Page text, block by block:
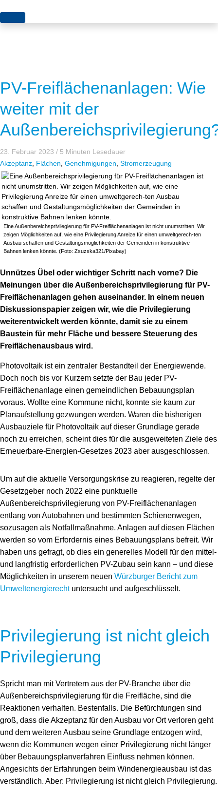
Themen
Flächen
Genehmigungen
Grundsatzfragen
Märkte
Netze
Sektorenkopplung
Speicher
Stromerzeugung
Wärme
Wasserstoff
News
Blog
Karriere
Über uns
Stiftungsporträt
Team
Forschungsnetzwerk
Bibliothek
Newsletter
Infomaterial
Schriften zum Umweltenergierecht
PV-Freiflächenanlagen: Wie
weiter mit der
23. Februar 2023 / 5 Minuten Lesedauer
Akzeptanz Flächen Genehmigungen Stromerzeugung
Eine Außenbereichsprivilegierung für PV-Freiflächenanlagen ist nicht unumstritten. Wir
zeigen Möglichkeiten auf, wie eine Privilegierung Anreize für einen umweltgerech-ten
Ausbau schaffen und Gestaltungsmöglichkeiten der Gemeinden in konstruktive
Bahnen lenken könnte. (Foto: Zsuzska321/Pixabay)
Unnützes Übel oder wichtiger Schritt nach vorne? Die
Meinungen über die Außenbereichsprivilegierung für PV-
Freiflächenanlagen gehen auseinander. In einem neuen
Diskussionspapier zeigen wir, wie die Privilegierung
weiterentwickelt werden könnte, damit sie zu einem
Baustein für mehr Fläche und bessere Steuerung des
Freiflächenausbaus wird.
Photovoltaik ist ein zentraler Bestandteil der Energiewende.
Doch noch bis vor Kurzem setzte der Bau jeder PV-
Freiflächenanlage einen gemeindlichen Bebauungsplan
voraus. Wollte eine Kommune nicht, konnte sie kaum zur
Planaufstellung gezwungen werden. Waren die bisherigen
Ausbauziele für Photovoltaik auf dieser Grundlage gerade
noch zu erreichen, scheint dies für die ausgeweiteten Ziele des
Erneuerbare-Energien-Gesetzes 2023 aber ausgeschlossen.
Um auf die aktuelle Versorgungskrise zu reagieren, regelte der
Gesetzgeber noch 2022 eine punktuelle
Außenbereichsprivilegierung von PV-Freiflächenanlagen
entlang von Autobahnen und bestimmten Schienenwegen,
sozusagen als Notfallmaßnahme. Anlagen auf diesen Flächen
werden so vom Erfordernis eines Bebauungsplans befreit. Wir
haben uns gefragt, ob dies ein generelles Modell für den mittel-
und langfristig erforderlichen PV-Zubau sein kann – und diese
Möglichkeiten in unserem neuen Würzburger Bericht zum
Umweltenergierechtuntersucht und aufgeschlüsselt.
Privilegierung ist nicht gleich
Privilegierung
Spricht man mit Vertretern aus der PV-Branche über die
Außenbereichsprivilegierung für die Freifläche, sind die
Reaktionen verhalten. Bestenfalls. Die Befürchtungen sind
groß, dass die Akzeptanz für den Ausbau vor Ort verloren geht
und dem weiteren Ausbau seine Grundlage entzogen wird,
wenn die Kommunen wegen einer Privilegierung nicht länger
über Bebauungsplanverfahren Einfluss nehmen können.
Angesichts der Erfahrungen beim Windenergieausbau ist das
verständlich. Aber: Privilegierung ist nicht gleich Privilegierung.